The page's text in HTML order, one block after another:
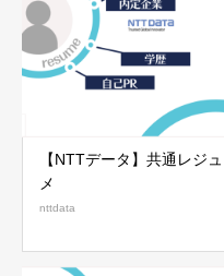
【NTTデータ】共通レジュ
メ
nttdata